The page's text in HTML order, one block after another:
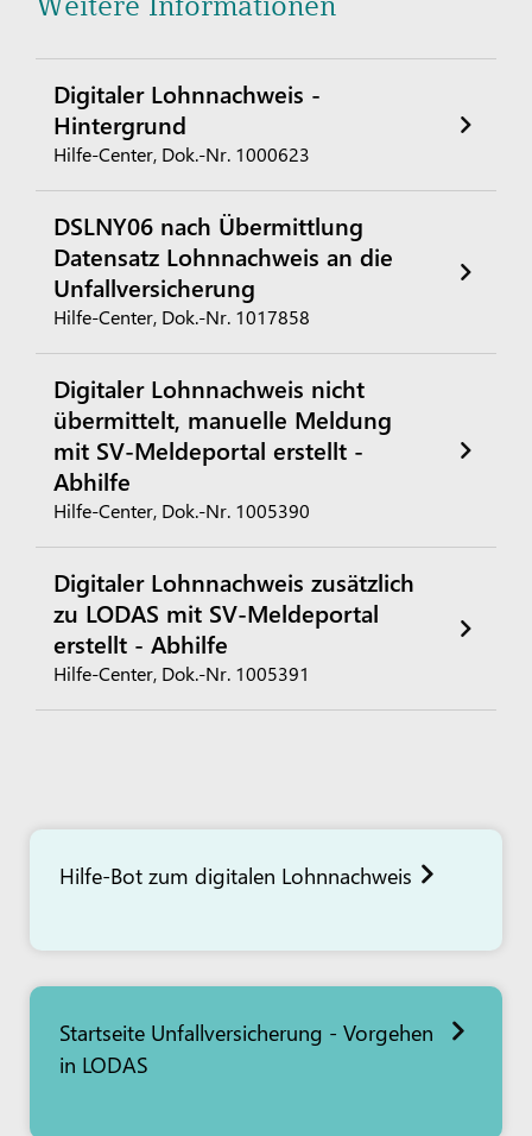
Digitaler Lohnnachweis -
Hintergrund
Hilfe-Center, Dok.-Nr. 1000623
DSLNY06 nach Übermittlung
Datensatz Lohnnachweis an die
Unfallversicherung
Hilfe-Center, Dok.-Nr. 1017858
Digitaler Lohnnachweis nicht
übermittelt, manuelle Meldung
mit SV-Meldeportal erstellt -
Abhilfe
Hilfe-Center, Dok.-Nr. 1005390
Digitaler Lohnnachweis zusätzlich
zu LODAS mit SV-Meldeportal
erstellt - Abhilfe
Hilfe-Center, Dok.-Nr. 1005391
Hilfe-Bot zum digitalen Lohnnachweis
Startseite Unfallversicherung - Vorgehen
in LODAS